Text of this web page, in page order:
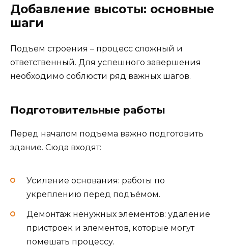
Добавление высоты: основные
шаги
Подъем строения – процесс сложный и
ответственный. Для успешного завершения
необходимо соблюсти ряд важных шагов.
Подготовительные работы
Перед началом подъема важно подготовить
здание. Сюда входят:
Усиление основания: работы по
укреплению перед подъёмом.
Демонтаж ненужных элементов: удаление
пристроек и элементов, которые могут
помешать процессу.